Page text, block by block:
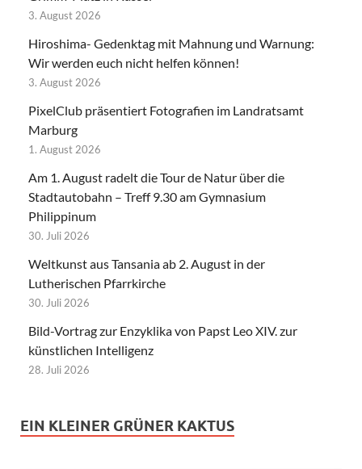
3. August 2026
Hiroshima- Gedenktag mit Mahnung und Warnung:
Wir werden euch nicht helfen können!
3. August 2026
PixelClub präsentiert Fotografien im Landratsamt
Marburg
1. August 2026
Am 1. August radelt die Tour de Natur über die
Stadtautobahn – Treff 9.30 am Gymnasium
Philippinum
30. Juli 2026
Weltkunst aus Tansania ab 2. August in der
Lutherischen Pfarrkirche
30. Juli 2026
Bild-Vortrag zur Enzyklika von Papst Leo XIV. zur
künstlichen Intelligenz
28. Juli 2026
EIN KLEINER GRÜNER KAKTUS